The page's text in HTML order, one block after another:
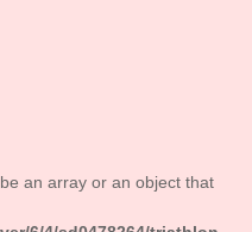
an array or an object that